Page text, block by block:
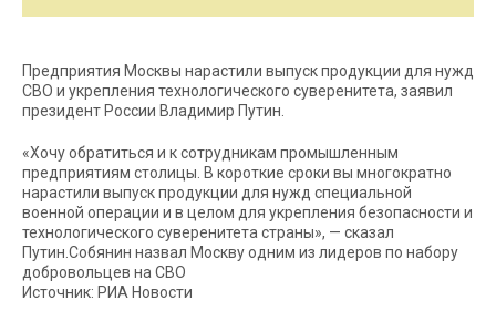
Предприятия Москвы нарастили выпуск продукции для нужд
СВО и укрепления технологического суверенитета, заявил
президент России Владимир Путин.
«Хочу обратиться и к сотрудникам промышленным
предприятиям столицы. В короткие сроки вы многократно
нарастили выпуск продукции для нужд специальной
военной операции и в целом для укрепления безопасности и
технологического суверенитета страны», — сказал
Путин.Собянин назвал Москву одним из лидеров по набору
добровольцев на СВО
Источник: РИА Новости